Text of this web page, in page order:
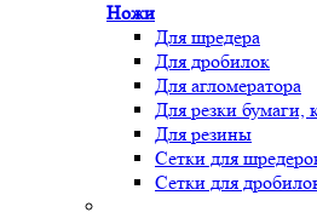
Ножи
Для шредера
Для дробилок
Для агломератора
Для резки бумаги,
Для резины
Сетки для
Сетки для